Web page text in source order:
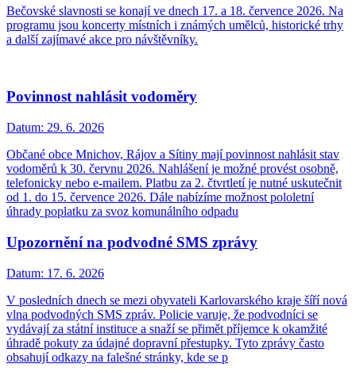
Bečovské slavnosti se konají ve dnech 17. a 18. července 2026. Na
programu jsou koncerty místních i známých umělců, historické trhy
a další zajímavé akce pro návštěvníky.
Povinnost nahlásit vodoměry
Datum: 29. 6. 2026
Občané obce Mnichov, Rájov a Sítiny mají povinnost nahlásit stav
vodoměrů k 30. červnu 2026. Nahlášení je možné provést osobně,
telefonicky nebo e-mailem. Platbu za 2. čtvrtletí je nutné uskutečnit
od 1. do 15. července 2026. Dále nabízíme možnost pololetní
úhrady poplatku za svoz komunálního odpadu
Upozornění na podvodné SMS zprávy
Datum: 17. 6. 2026
V posledních dnech se mezi obyvateli Karlovarského kraje šíří nová
vlna podvodných SMS zpráv. Policie varuje, že podvodníci se
vydávají za státní instituce a snaží se přimět příjemce k okamžité
úhradě pokuty za údajné dopravní přestupky. Tyto zprávy často
obsahují odkazy na falešné stránky, kde se p